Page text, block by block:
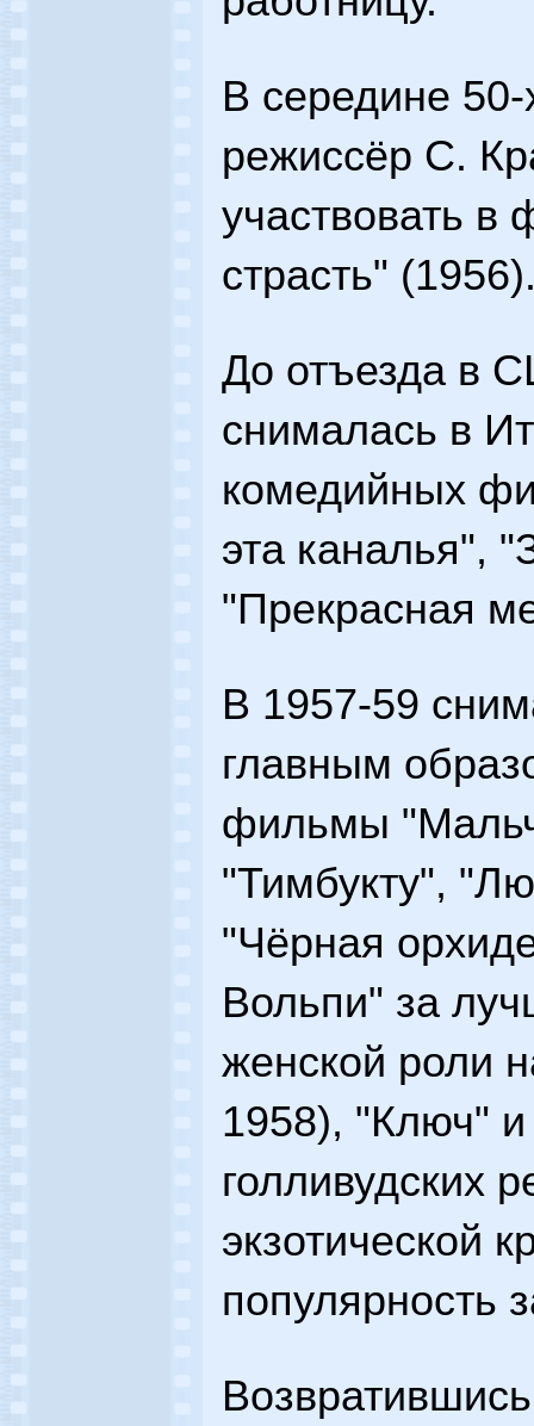
В середине 50-
режиссёр С.
участвовать в
страсть"
До отъезда в
снималась в
комедийных
эта каналья",
"Прекрасная
В 1957-59
главным
фильмы
"Тимбукту",
"Чёрная
Вольпи" за
женской роли
1958), "Ключ"
голливудских
экзотической
популярность